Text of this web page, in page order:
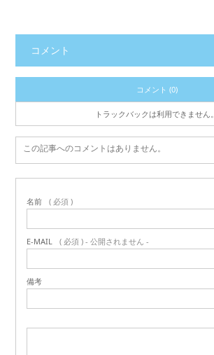
コメント
コメント (0)
トラックバックは利用できません。
この記事へのコメントはありません。
名前 ( 必須 )
E-MAIL ( 必須 ) - 公開されません -
備考